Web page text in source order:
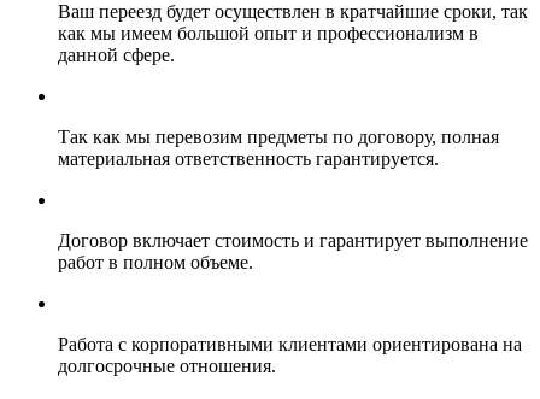
Ваш переезд будет осуществлен в кратчайшие сроки, так
как мы имеем большой опыт и профессионализм в
данной сфере.
Так как мы перевозим предметы по договору, полная
материальная ответственность гарантируется.
Договор включает стоимость и гарантирует выполнение
работ в полном объеме.
Работа с корпоративными клиентами ориентирована на
долгосрочные отношения.